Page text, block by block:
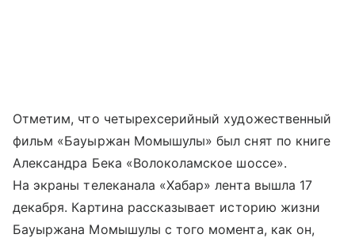
Отметим, что четырехсерийный художественный
фильм «Бауыржан Момышулы» был снят по книге
Александра Бека «Волоколамское шоссе».
На экраны телеканала «Хабар» лента вышла 17
декабря. Картина рассказывает историю жизни
Бауыржана Момышулы с того момента, как он,